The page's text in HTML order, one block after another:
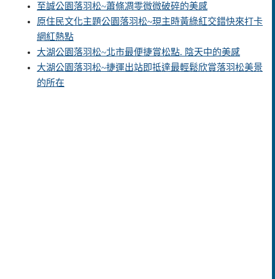
至誠公園落羽松~蕭條凋零微微破碎的美感
原住民文化主題公園落羽松~現主時黃綠紅交錯快來打卡
網紅熱點
大湖公園落羽松~北市最便捷賞松點. 陰天中的美感
大湖公園落羽松~捷運出站即抵達最輕鬆欣賞落羽松美景
的所在